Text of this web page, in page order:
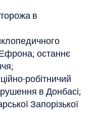
в
останнє
робітничий
в Донбасі;
Запорізької